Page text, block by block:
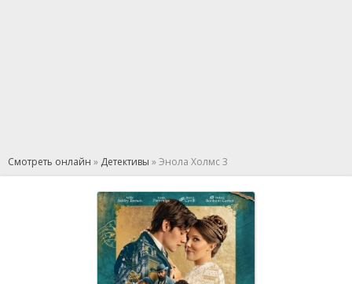
Смотреть онлайн » Детективы » Энола Холмс 3